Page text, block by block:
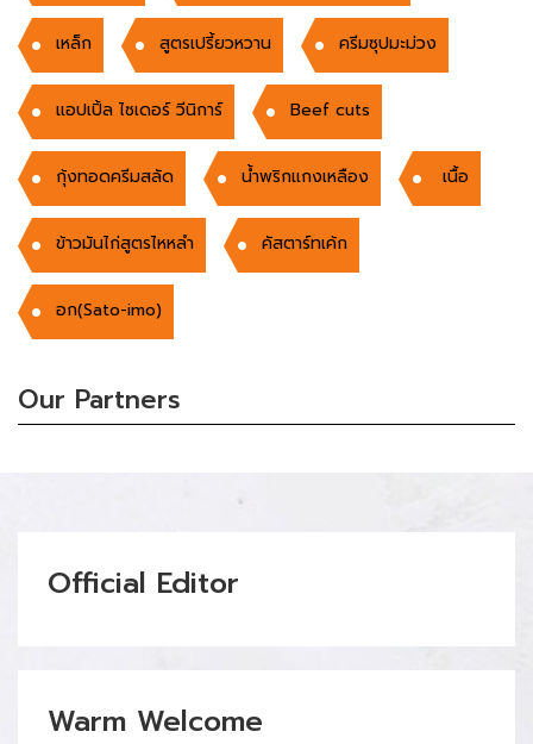
เหล็ก สูตรเปรี้ยวหวาน ครีมซุปมะม่วง
แอปเปิ้ล ไซเดอร์ วีนิการ์ Beef cuts
กุ้งทอดครีมสลัด น้ำพริกแกงเหลือง เนื้อ
ข้าวมันไก่สูตรไหหลำ คัสตาร์ทเค้ก
อก(Sato-imo)
Our Partners
Official Editor
Warm Welcome